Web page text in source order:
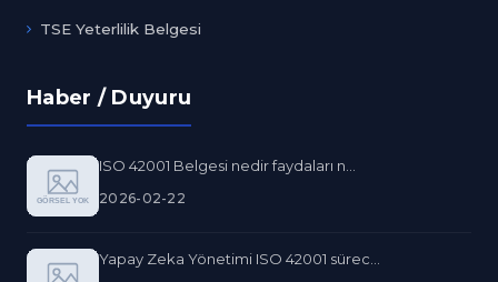
TSE Yeterlilik Belgesi
Haber / Duyuru
ISO 42001 Belgesi nedir faydaları n...
2026-02-22
Yapay Zeka Yönetimi ISO 42001 sürec...